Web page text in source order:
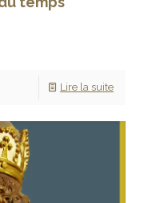
Lire la suite